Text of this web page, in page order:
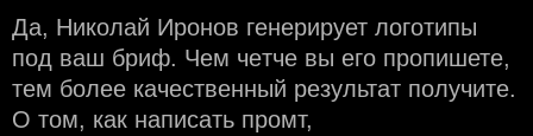
Да, Николай Иронов генерирует логотипы
под ваш бриф. Чем чeтче вы его пропишете,
тем более качественный результат получите.
О том, как написать промт,